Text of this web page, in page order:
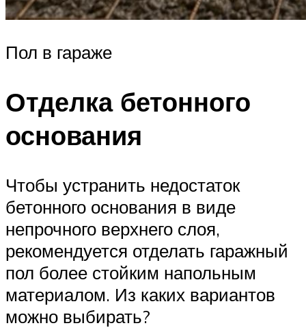
Пол в гараже
Отделка бетонного
основания
Чтобы устранить недостаток
бетонного основания в виде
непрочного верхнего слоя,
рекомендуется отделать гаражный
пол более стойким напольным
материалом. Из каких вариантов
можно выбирать?